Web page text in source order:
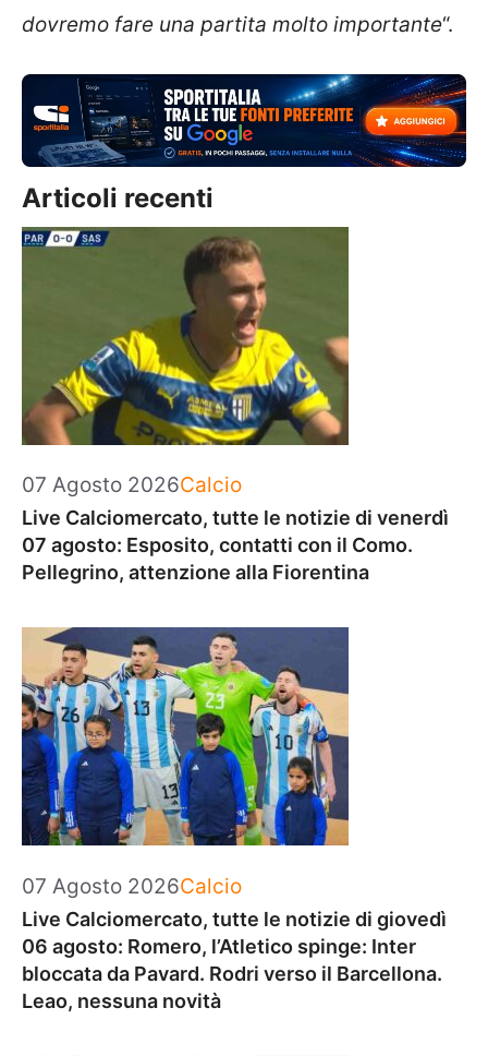
dovremo fare una partita molto importante“.
Articoli recenti
07 Agosto 2026Categorie
Calcio
Live Calciomercato, tutte le notizie di venerdì
07 agosto: Esposito, contatti con il Como.
Pellegrino, attenzione alla Fiorentina
07 Agosto 2026Categorie
Calcio
Live Calciomercato, tutte le notizie di giovedì
06 agosto: Romero, l’Atletico spinge: Inter
bloccata da Pavard. Rodri verso il Barcellona.
Leao, nessuna novità